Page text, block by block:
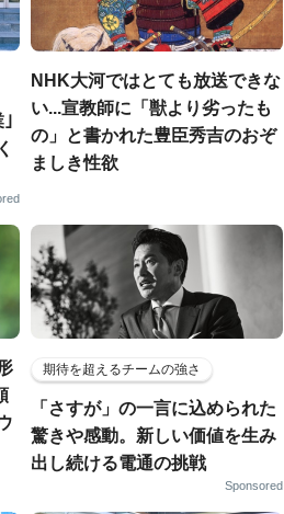
NHK大河ではとても放送できな
い...宣教師に「獣より劣ったも
の」と書かれた豊臣秀吉のおぞ
ましき性欲
期待を超えるチームの強さ
「さすが」の一言に込められた
驚きや感動。新しい価値を生み
出し続ける電通の挑戦
Sponsored